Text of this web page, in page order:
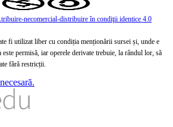
necomercial-distribuire în condiţii identice 4.0
fi utilizat liber cu condiția menționării sursei și, unde e
permisă, iar operele derivate trebuie, la rândul lor, să
fără restricții.